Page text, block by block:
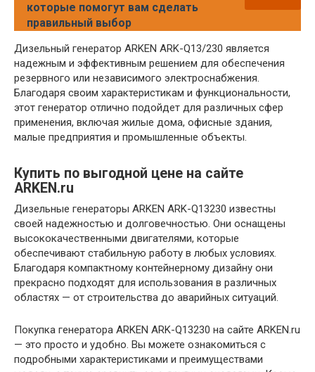
которые помогут вам сделать
правильный выбор
Дизельный генератор ARKEN ARK-Q13/230 является
надежным и эффективным решением для обеспечения
резервного или независимого электроснабжения.
Благодаря своим характеристикам и функциональности,
этот генератор отлично подойдет для различных сфер
применения, включая жилые дома, офисные здания,
малые предприятия и промышленные объекты.
Купить по выгодной цене на сайте
ARKEN.ru
Дизельные генераторы ARKEN ARK-Q13230 известны
своей надежностью и долговечностью. Они оснащены
высококачественными двигателями, которые
обеспечивают стабильную работу в любых условиях.
Благодаря компактному контейнерному дизайну они
прекрасно подходят для использования в различных
областях — от строительства до аварийных ситуаций.
Покупка генератора ARKEN ARK-Q13230 на сайте ARKEN.ru
— это просто и удобно. Вы можете ознакомиться с
подробными характеристиками и преимуществами